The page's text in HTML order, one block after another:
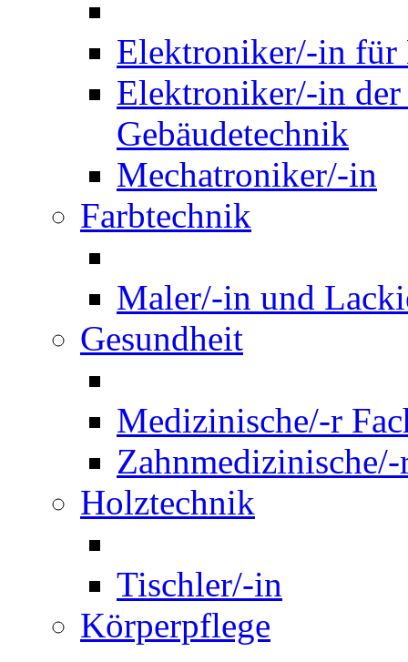
Elektroniker/-in für
Elektroniker/-in
Gebäudetechnik
Mechatroniker/-in
Farbtechnik
Maler/-in und
Gesundheit
Medizinische/-r
Holztechnik
Tischler/-in
Körperpflege